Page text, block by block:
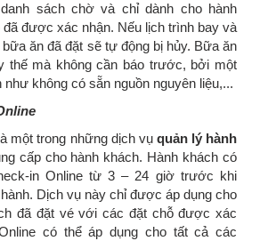
sách chờ và chỉ dành cho hành
đã được xác nhận. Nếu lịch trình bay và
ăn đã đặt sẽ tự động bị hủy. Bữa ăn
thế mà không cần báo trước, bởi một
như không có sẵn nguồn nguyên liệu,...
một trong những dịch vụ quản lý hành
cấp cho hành khách. Hành khách có
in Online từ 3 – 24 giờ trước khi
Dịch vụ này chỉ được áp dụng cho
đã đặt vé với các đặt chỗ được xác
có thể áp dụng cho tất cả các